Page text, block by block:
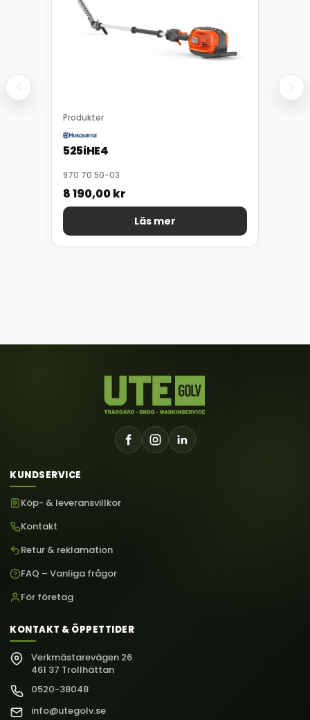
Produkter
525iHE4
970 70 50-03
8 190,00kr
Läs mer
KUNDSERVICE
Köp- & leveransvillkor
Kontakt
Retur & reklamation
FAQ – Vanliga frågor
För företag
KONTAKT & ÖPPETTIDER
Verkmästarevägen 26
461 37 Trollhättan
0520-38048
info@utegolv.se